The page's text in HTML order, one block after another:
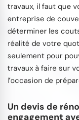
travaux, il faut que
entreprise de
déterminer les
réalité de votre
seulement pour
travaux à faire sur
l’occasion de
Un devis de
engagement